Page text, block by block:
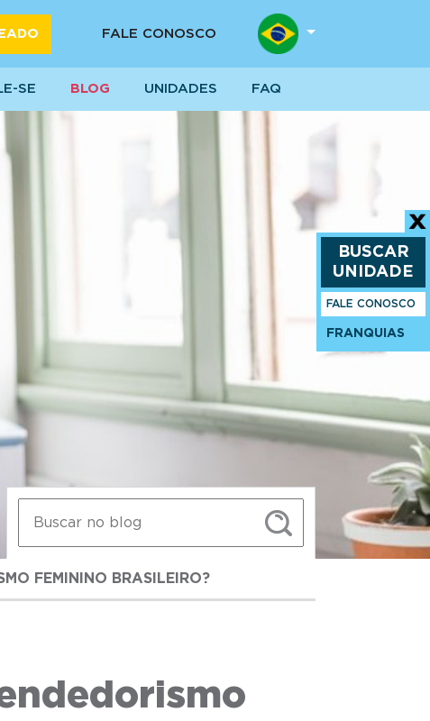
FALE CONOSCO
SE BLOG UNIDADES FAQ
FEMININO BRASILEIRO?
BUSCAR
UNIDADE
FALE CONOSCO
FRANQUIAS